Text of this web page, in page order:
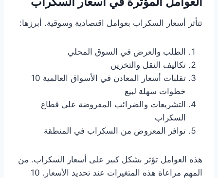
تتأثر أسعار السكراب بعوامل اقتصادية وسوقية. أبرزها:
الطلب والعرض في السوق المحلي
تكاليف النقل والتخزين
تقلبات أسعار المعادن في الأسواق العالمية 10
خطوات سهلة لبيع
التشريعات والضرائب المفروضة على قطاع
السكراب
توافر المعروض من السكراب في المنطقة
هذه العوامل تؤثر بشكل كبير على أسعار السكراب. من
المهم مراعاة هذه المتغيرات عند تحديد الأسعار. 10